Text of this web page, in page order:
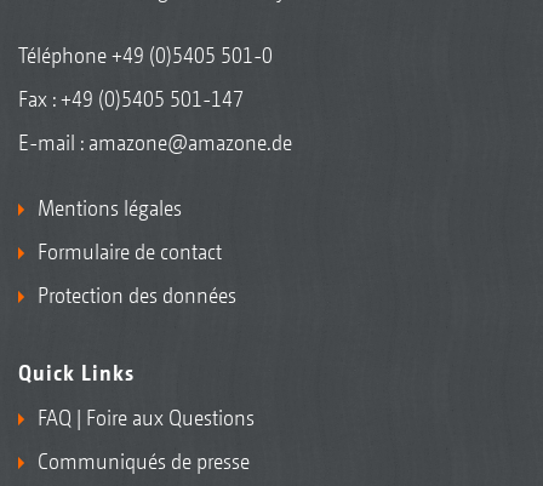
Téléphone+49 (0)5405 501-0
Fax : +49 (0)5405 501-147
E-mail : amazone@amazone.de
Mentions légales
Formulaire de contact
Protection des données
Quick Links
FAQ | Foire aux Questions
Communiqués de presse